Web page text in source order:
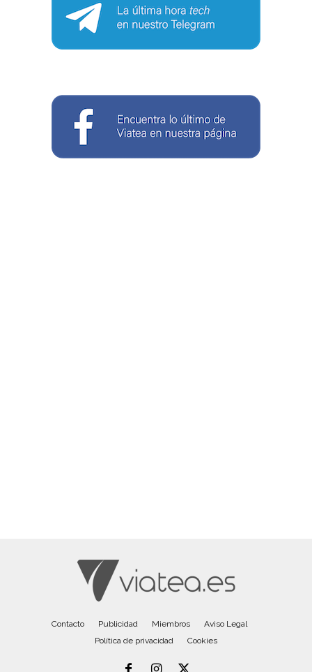
Contacto Publicidad Miembros
Aviso Legal
Política de privacidad
Cookies